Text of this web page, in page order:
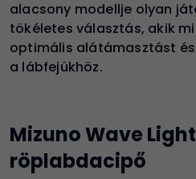
alacsony modellje olyan
tökéletes választás, akik
optimális alátámasztást
a lábfejükhöz.
Mizuno Wave
röplabdacipő